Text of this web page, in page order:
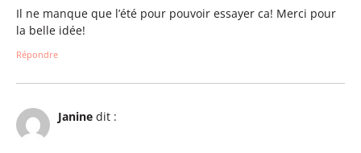
Il ne manque que l’été pour pouvoir essayer ca! Merci pour
la belle idée!
Répondre
Janine dit :